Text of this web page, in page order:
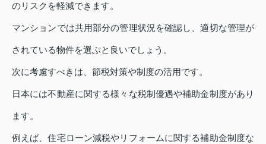
のリスクを軽減できます。
マンションでは共用部分の管理状況を確認し、適切な管理が
されている物件を選ぶと良いでしょう。
次に考慮すべきは、節税対策や制度の活用です。
日本には不動産に関する様々な税制優遇や補助金制度があり
ます。
例えば、住宅ローン減税やリフォームに関する補助金制度な